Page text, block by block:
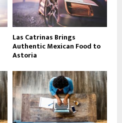
Las Catrinas Brings
Authentic Mexican Food to
Astoria